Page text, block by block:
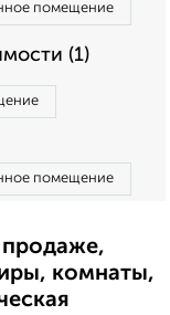
помещение
(1)
помещение
комнаты,